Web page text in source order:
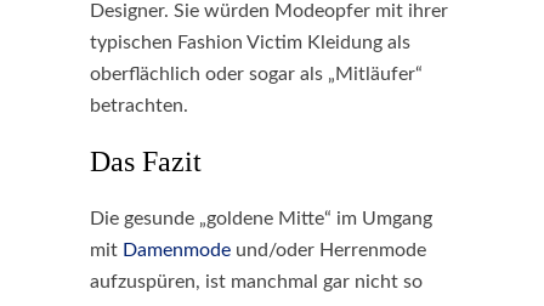
Designer. Sie würden Modeopfer mit ihrer
typischen Fashion Victim Kleidung als
oberflächlich oder sogar als „Mitläufer“
betrachten.
Das Fazit
Die gesunde „goldene Mitte“ im Umgang
mit Damenmode und/oder Herrenmode
aufzuspüren, ist manchmal gar nicht so